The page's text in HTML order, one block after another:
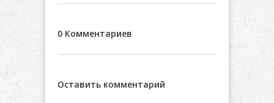
0 Комментариев
Оставить комментарий